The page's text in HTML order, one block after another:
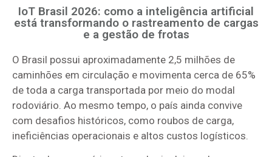
IoT Brasil 2026: como a inteligência artificial
está transformando o rastreamento de cargas
e a gestão de frotas
O Brasil possui aproximadamente 2,5 milhões de
caminhões em circulação e movimenta cerca de 65%
de toda a carga transportada por meio do modal
rodoviário. Ao mesmo tempo, o país ainda convive
com desafios históricos, como roubos de carga,
ineficiências operacionais e altos custos logísticos.